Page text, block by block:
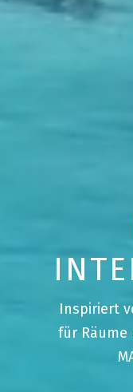
I NT E
Inspiriert
für Räume